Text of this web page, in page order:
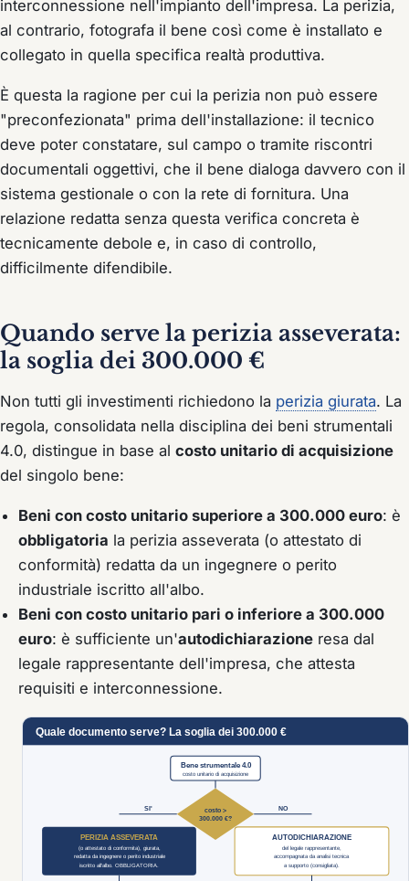
interconnessione nell'impianto dell'impresa. La perizia,
al contrario, fotografa il bene così come è installato e
collegato in quella specifica realtà produttiva.
È questa la ragione per cui la perizia non può essere
"preconfezionata" prima dell'installazione: il tecnico
deve poter constatare, sul campo o tramite riscontri
documentali oggettivi, che il bene dialoga davvero con il
sistema gestionale o con la rete di fornitura. Una
relazione redatta senza questa verifica concreta è
tecnicamente debole e, in caso di controllo,
difficilmente difendibile.
Quando serve la perizia asseverata:
la soglia dei 300.000 €
Non tutti gli investimenti richiedono la perizia giurata. La
regola, consolidata nella disciplina dei beni strumentali
4.0, distingue in base al costo unitario di acquisizione
del singolo bene:
Beni con costo unitario superiore a 300.000 euro: è
obbligatoria la perizia asseverata (o attestato di
conformità) redatta da un ingegnere o perito
industriale iscritto all'albo.
Beni con costo unitario pari o inferiore a 300.000
euro: è sufficiente un'autodichiarazione resa dal
legale rappresentante dell'impresa, che attesta
requisiti e interconnessione.